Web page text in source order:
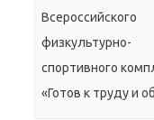
Всероссийского
физкультурно-
спортивного
«Готов к труду и